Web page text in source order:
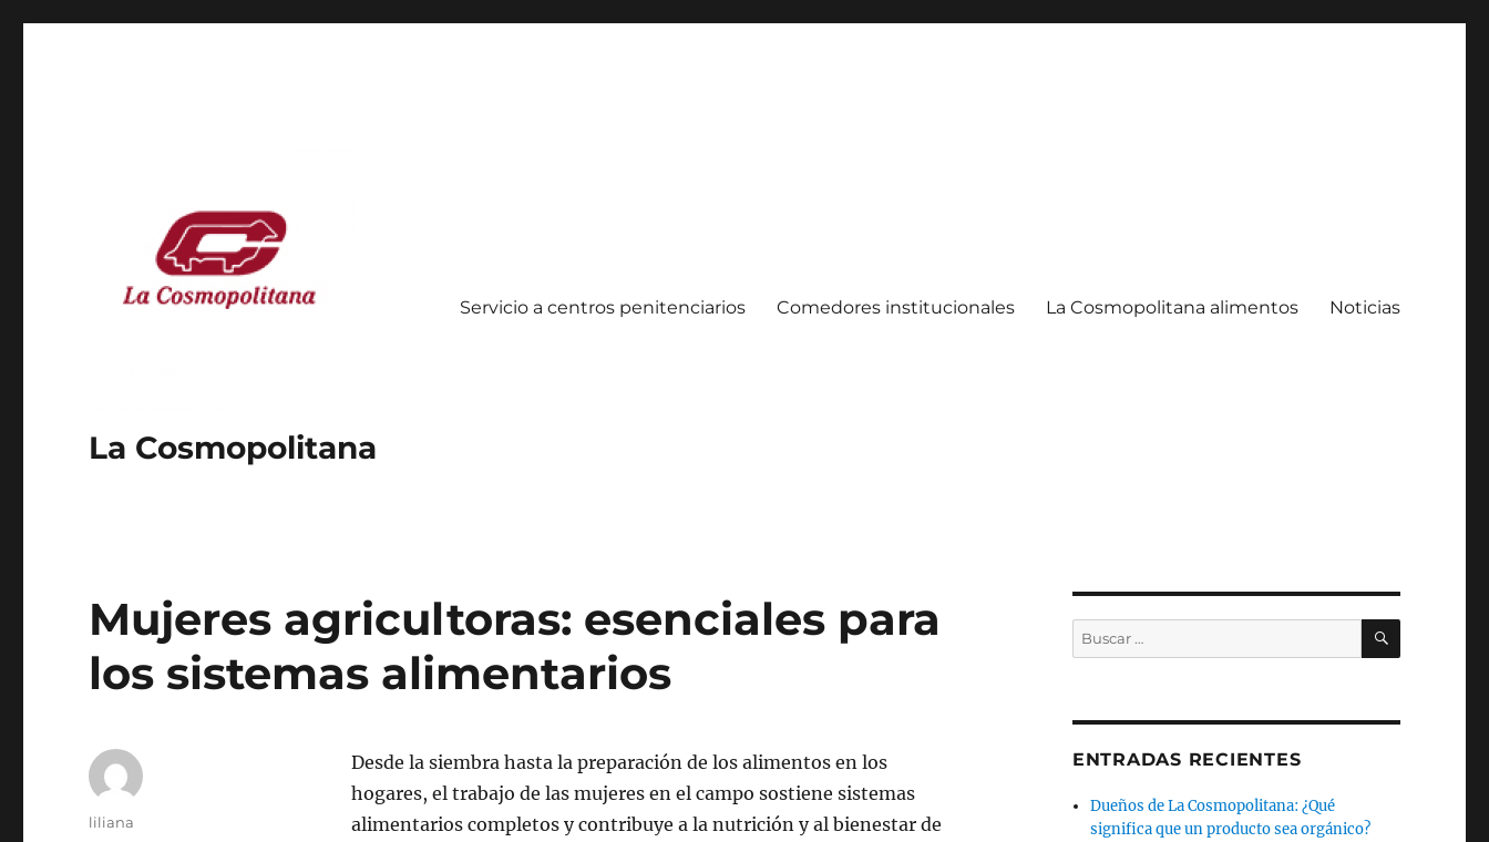
La Cosmopolitana
Servicio a centros penitenciarios Comedores institucionales La Cosmopolitana alimentos Noticias
Mujeres agricultoras: esenciales para
los sistemas alimentarios
Desde la siembra hasta la preparación de los alimentos en los
hogares, el trabajo de las mujeres en el campo sostiene sistemas
alimentarios completos y contribuye a la nutrición y al bienestar de
Autor
liliana
Buscar
por:
BUSCAR
ENTRADAS RECIENTES
Dueños de La Cosmopolitana: ¿Qué
significa que un producto sea orgánico?